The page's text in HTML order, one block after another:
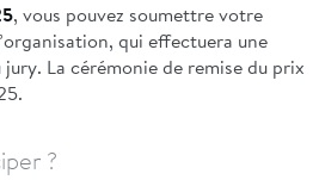
, vous pouvez soumettre votre
qui effectuera une
La cérémonie de remise du prix
?